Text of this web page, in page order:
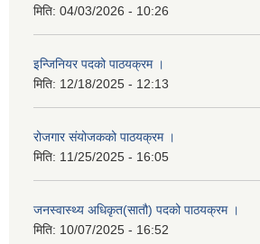
मिति: 04/03/2026 - 10:26
इन्जिनियर पदको पाठयक्रम ।
मिति: 12/18/2025 - 12:13
रोजगार संयोजकको पाठयक्रम ।
मिति: 11/25/2025 - 16:05
जनस्वास्थ्य अधिकृत(सातौ) पदको पाठयक्रम ।
मिति: 10/07/2025 - 16:52